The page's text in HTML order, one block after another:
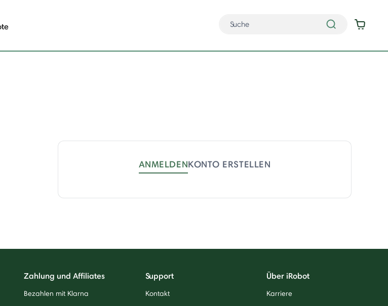
ANMELDENKONTO ERSTELLEN
Zahlung und Affiliates
Bezahlen mit Klarna
Support
Kontakt
Über iRobot
Karriere